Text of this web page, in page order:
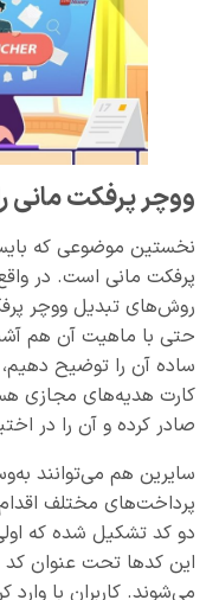
ووچر پرفکت مانی
نخستین موضوعی که
پرفکت مانی است. در
روش‌های تبدیل ووچر
حتی با ماهیت آن هم
ساده آن را توضیح دهیم،
کارت هدیه‌های مجازی
صادر کرده و آن را در
سایرین هم می‌توانند
پرداخت‌های مختلف
این کدها تحت عنوان
می‌شوند. کاربران با